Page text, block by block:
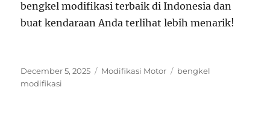
bengkel modifikasi terbaik di Indonesia dan
buat kendaraan Anda terlihat lebih menarik!
Posted
on
December 5, 2025 Categories
Modifikasi Motor Tags
bengkel
modifikasi